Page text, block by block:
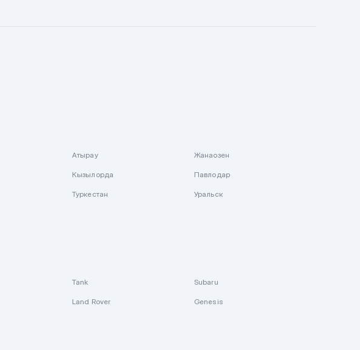
Атырау Жанаозен
Кызылорда Павлодар
Туркестан Уральск
Tank Subaru
Land Rover Genesis